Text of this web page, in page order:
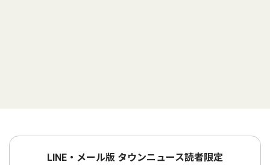
LINE・メール版 タウンニュース読者限定